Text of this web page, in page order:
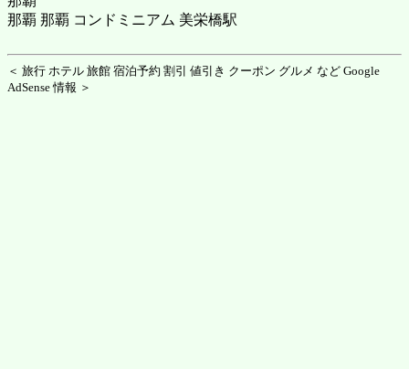
那覇 那覇 コンドミニアム 美栄橋駅
＜ 旅行 ホテル 旅館 宿泊予約 割引 値引き クーポン グルメ など Google
AdSense 情報 ＞